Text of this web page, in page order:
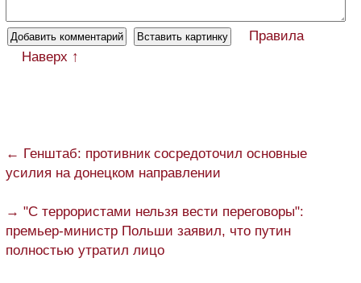
Правила
Наверх ↑
← Генштаб: противник сосредоточил основные
усилия на донецком направлении
→ "С террористами нельзя вести переговоры":
премьер-министр Польши заявил, что путин
полностью утратил лицо